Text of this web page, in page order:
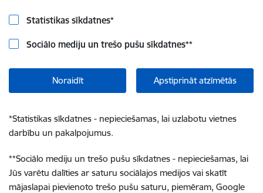
Statistikas sīkdatnes*
Sociālo mediju un trešo pušu sīkdatnes**
Noraidīt Apstiprināt atzīmētās
*Statistikas sīkdatnes - nepieciešamas, lai uzlabotu vietnes
darbību un pakalpojumus.
**Sociālo mediju un trešo pušu sīkdatnes - nepieciešamas, lai
Jūs varētu dalīties ar saturu sociālajos medijos vai skatīt
mājaslapai pievienoto trešo pušu saturu, piemēram, Google